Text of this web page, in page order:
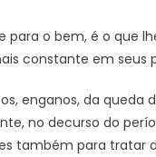
o bem, é o que
constante em seus
enganos, da queda
no decurso do
também para tratar